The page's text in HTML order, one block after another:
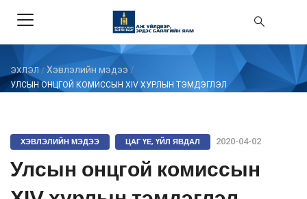
ЭХЛЭЛ / Хэвлэлийн мэдээ /
УЛСЫН ОНЦГОЙ КОМИССЫН ХIV ХУРЛЫН ТЭМДЭГЛЭЛ
ХЭВЛЭЛИЙН МЭДЭЭ ЦАГ ҮЕ, ҮЙЛ ЯВДАЛ 2020-04-02
Улсын онцгой комиссын